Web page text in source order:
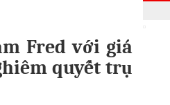
Fred với giá
quyết trụ